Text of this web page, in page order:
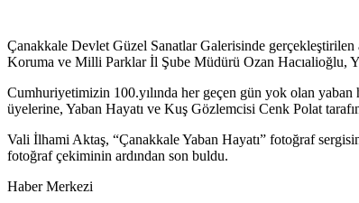
Çanakkale Devlet Güzel Sanatlar Galerisinde
Koruma ve Milli Parklar İl Şube Müdürü Ozan Hacıalioğlu,
Cumhuriyetimizin 100.yılında her geçen gün yok olan
üyelerine, Yaban Hayatı ve Kuş Gözlemcisi Cenk Polat
Vali İlhami Aktaş, “Çanakkale Yaban Hayatı” fotoğraf
fotoğraf çekiminin ardından son buldu.
Haber Merkezi